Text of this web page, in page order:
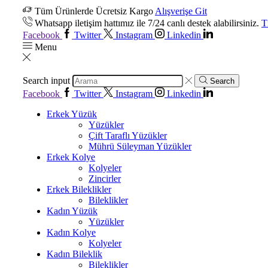
Tüm Ürünlerde Ücretsiz Kargo Alışverişe Git
Whatsapp iletişim hattımız ile 7/24 canlı destek alabilirsiniz.
Facebook
Twitter Instagram
Linkedin
Menu
Search input Search
Facebook Twitter Instagram
Linkedin
Erkek Yüzük
Yüzükler
Çift Taraflı Yüzükler
Mührü Süleyman Yüzükler
Erkek Kolye
Kolyeler
Zincirler
Erkek Bileklikler
Bileklikler
Kadın Yüzük
Yüzükler
Kadın Kolye
Kolyeler
Kadın Bileklik
Bileklikler